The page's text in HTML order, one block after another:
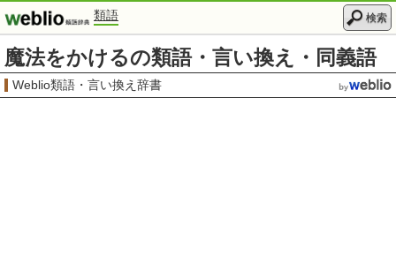
類語 検索
魔法をかけるの類語・言い換え・同義語
Weblio類語・言い換え辞書